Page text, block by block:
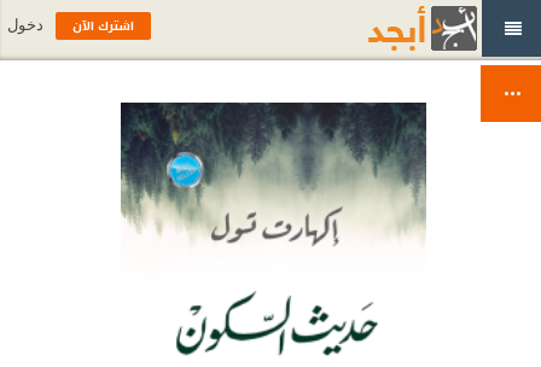
اشترك الآن دخول